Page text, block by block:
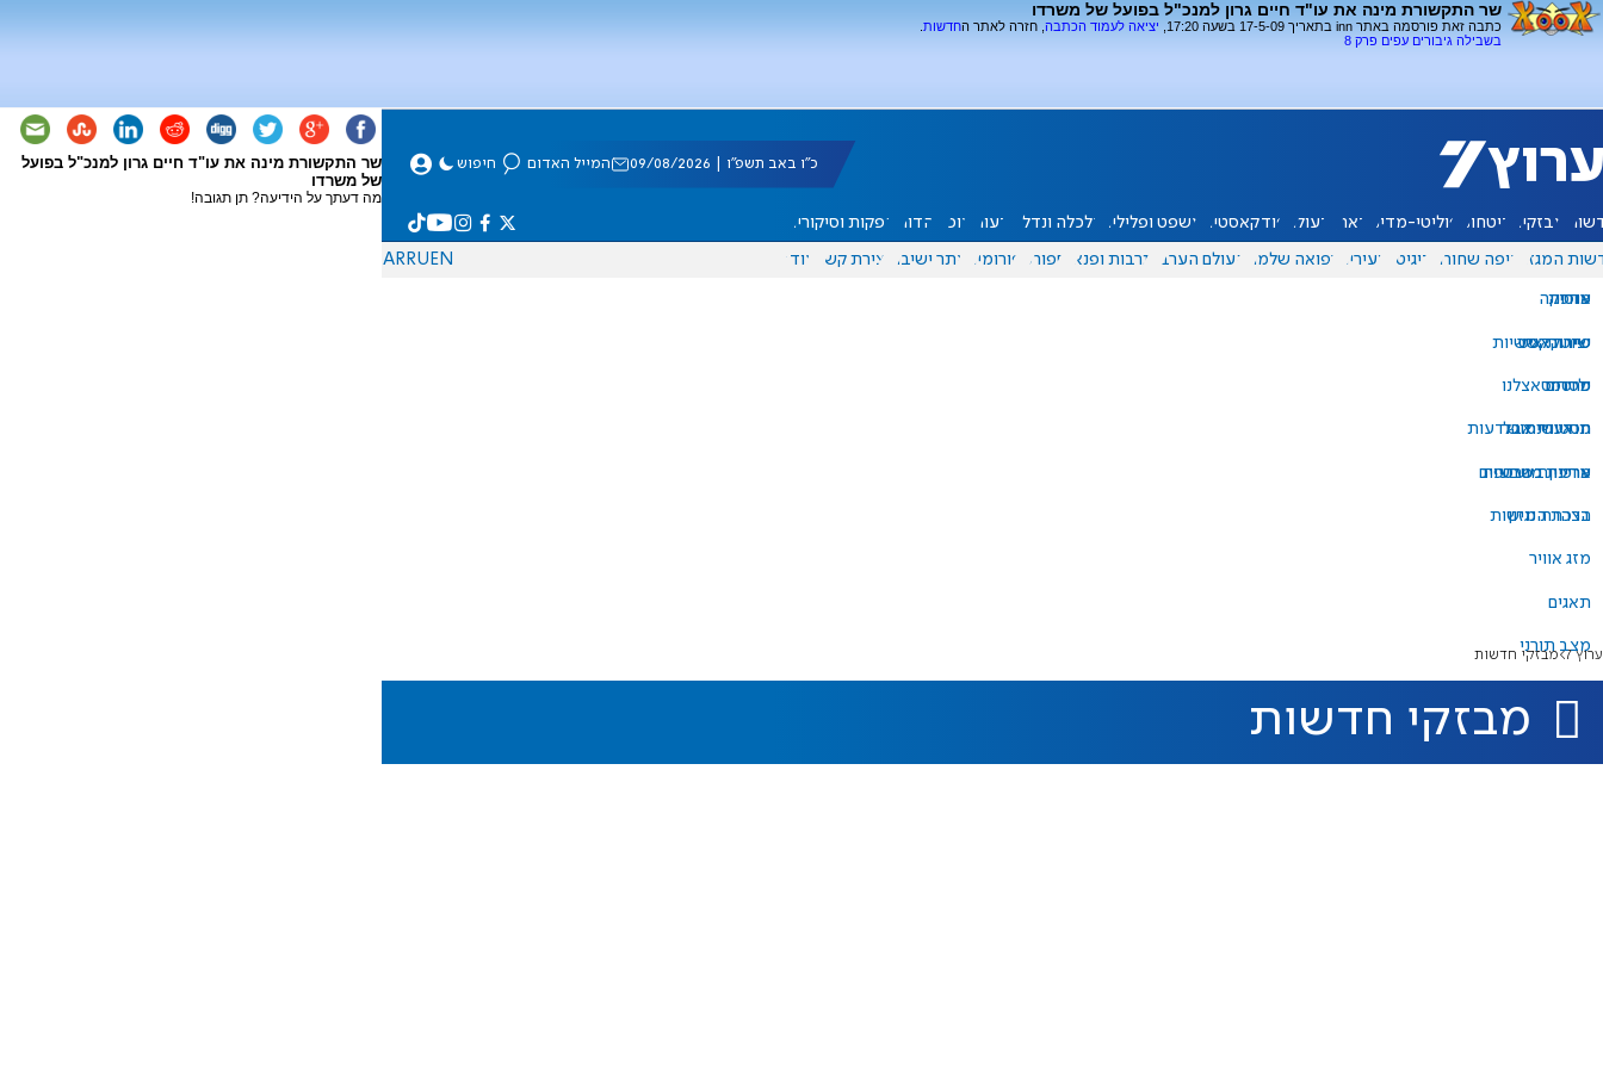
שר התקשורת מינה את עו"ד חיים גרון למנכ"ל בפועל של משרדו
כתבה זאת פורסמה באתר inn בתאריך 17-5-09 בשעה 17:20, יציאה לעמוד הכתבה , חזרה לאתר החדשות
בשבילה גיבורים עפים פרק 8
שר התקשורת מינה את עו"ד חיים גרון למנכ"ל בפועל
של משרדו
מה דעתך על הידיעה? תן תגובה!